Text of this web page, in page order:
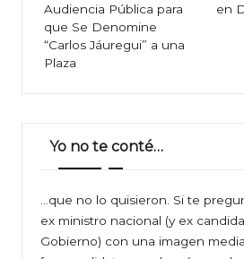
entradas
Audiencia Pública para
que Se Denomine
“Carlos Jáuregui” a una
Plaza
en
Yo no te conté…
…que no lo quisieron. Si te
ex ministro nacional (y ex
Gobierno) con una imagen